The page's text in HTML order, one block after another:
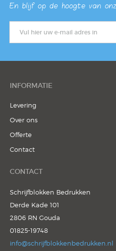
En blijf op de hoogte van
INFORMATIE
Levering
Over ons
Offerte
Contact
CONTACT
Schrijfblokken Bedrukken
Derde Kade 101
2806 RN Gouda
01825-19748
info@schrijfblokkenbedrukken.nl